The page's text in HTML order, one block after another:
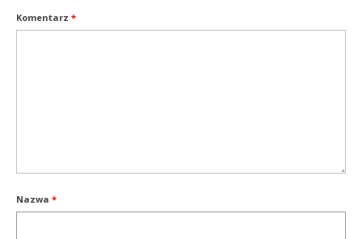
Komentarz *
Nazwa *